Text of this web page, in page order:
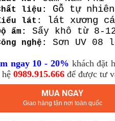
liệu: Gỗ tự nhiên
lát: lát xương cá
ẩm: Sấy khô từ 8-
nghệ: Sơn UV 08
ngay 10 - 20% khách đặt
0989.915.666 để được tư
MUA NGAY
Giao hàng tận nơi toàn quốc